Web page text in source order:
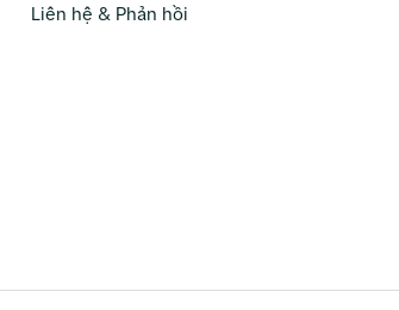
Liên hệ & Phản hồi